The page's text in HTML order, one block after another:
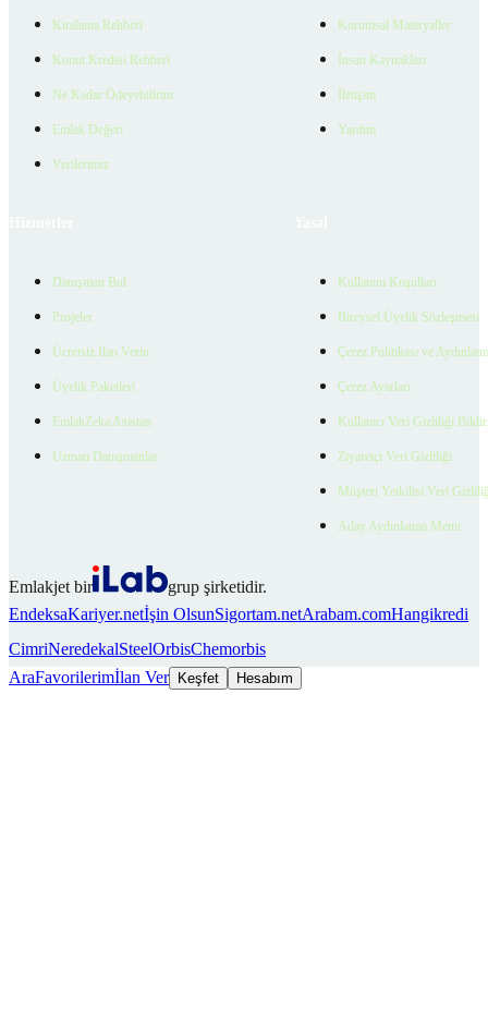
Kiralama Rehberi
Konut Kredisi Rehberi
Ne Kadar Ödeyebilirim
Emlak Değeri
Verilerimiz
Kurumsal Materyaller
İnsan Kaynakları
İletişim
Yardım
Danışman Bul
Projeler
Ücretsiz İlan Verin
Üyelik Paketleri
EmlakZeka Asistan
Uzman Danışmanlar
Kullanım Koşulları
Bireysel Üyelik Sözleşmesi
Çerez Politikası ve
Çerez Ayarları
Kullanıcı Veri Gizliliği
Ziyaretçi Veri Gizliliği
Müşteri Yetkilisi Veri
Aday Aydınlatma Metni
Emlakjet bir
grup şirketidir.
EndeksaKariyer.netİşin OlsunSigortam.netArabam.comHangikredi
CimriNeredekalSteelOrbisChemorbis
AraFavorilerimİlan Ver Keşfet Hesabım